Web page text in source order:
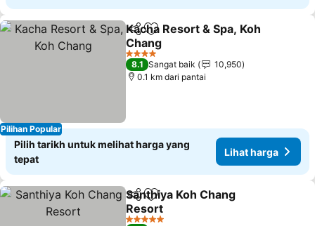
Pilihan Popular
KongsiTambah ke favorit
Kacha Resort & Spa, Koh
Chang
Lihat harga
4 Bintang
8.1 Sangat baik
10,950
0.1 km dari pantai
Pilih tarikh untuk melihat harga yang
tepat
Lihat harga
KongsiTambah ke favorit
Santhiya Koh Chang
Resort
Lihat harga
5 Bintang